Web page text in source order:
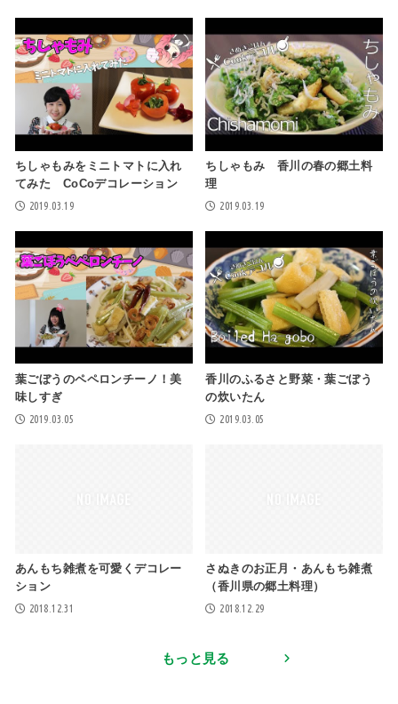
ちしゃもみをミニトマトに入れ
てみた CoCoデコレーション
2019.03.19
ちしゃもみ 香川の春の郷土料
理
2019.03.19
葉ごぼうのペペロンチーノ！美
味しすぎ
2019.03.05
香川のふるさと野菜・葉ごぼう
の炊いたん
2019.03.05
あんもち雑煮を可愛くデコレー
ション
2018.12.31
さぬきのお正月・あんもち雑煮
（香川県の郷土料理）
2018.12.29
もっと見る